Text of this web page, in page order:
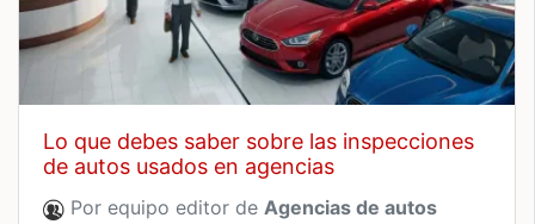
lo que debes saber sobre las inspecciones
de autos usados en agencias
Por equipo editor de Agencias de autos